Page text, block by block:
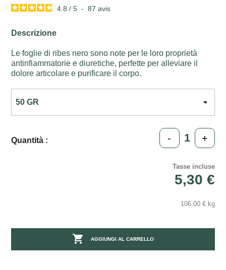
4.8 / 5 - 87avis
Descrizione
Le foglie di ribes nero sono note per le loro proprietà
antinfiammatorie e diuretiche, perfette per alleviare il
dolore articolare e purificare il corpo.
Quantità : - +
Tasse incluse
5,30 €
106,00 € kg
 AGGIUNGI AL CARRELLO